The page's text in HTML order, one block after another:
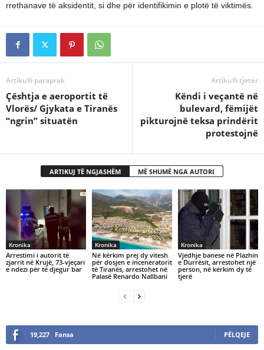
rrethanave të aksidentit, si dhe për identifikimin e plotë të viktimës.
Artikulli paraprak
Çështja e aeroportit të
Vlorës/ Gjykata e Tiranës
“ngrin” situatën
Artikulli tjetër
Këndi i veçantë në
bulevard, fëmijët
pikturojnë teksa prindërit
protestojnë
ARTIKUJ TË NGJASHËM MË SHUMË NGA AUTORI
Kronika
Arrestimi i autorit të
zjarrit në Krujë, 73-vjeçari
e ndezi për të djegur bar
Kronika
Në kërkim prej dy vitesh
për dosjen e inceneratorit
të Tiranës, arrestohet në
Palasë Renardo Nallbani
Kronika
Vjedhje banese në Plazhin
e Durrësit, arrestohet një
person, në kërkim dy të
tjerë
19,227 Fansa PËLQEJE